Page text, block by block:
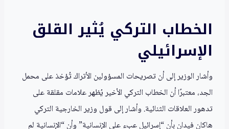
الخطاب التركي يُثير القلق
الإسرائيلي
وأشار الوزير إلى أن تصريحات المسؤولين الأتراك تُؤخذ على محمل
الجد، معتبرًا أن الخطاب التركي الأخير يُظهر علامات مقلقة على
تدهور العلاقات الثنائية. وأشار إلى قول وزير الخارجية التركي
هاكان فيدان بأن “إسرائيل عبء على الإنسانية” وأن “الإنسانية لم